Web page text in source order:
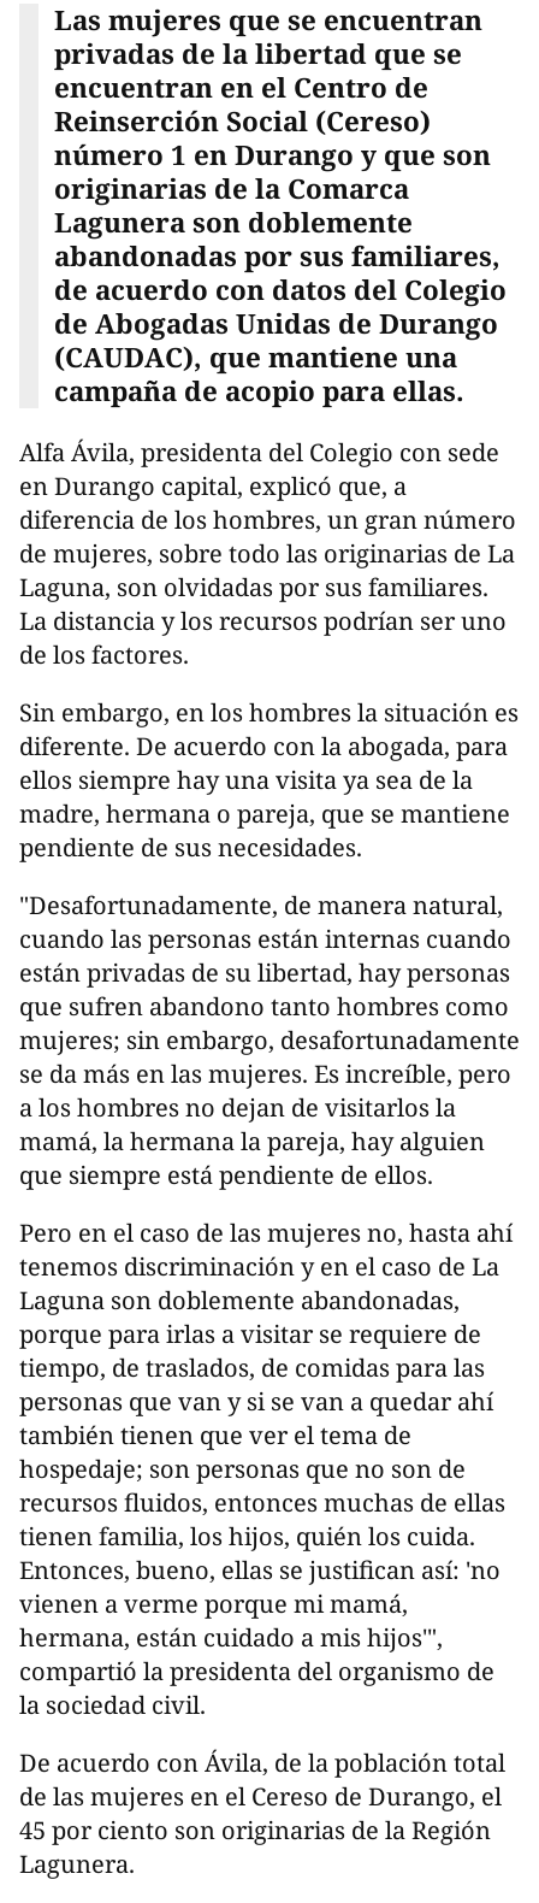
Las mujeres que se encuentran
privadas de la libertad que se
encuentran en el Centro de
Reinserción Social (Cereso)
número 1 en Durango y que son
originarias de la Comarca
Lagunera son doblemente
abandonadas por sus familiares,
de acuerdo con datos del Colegio
de Abogadas Unidas de Durango
(CAUDAC), que mantiene una
campaña de acopio para ellas.
Alfa Ávila, presidenta del Colegio con sede
en Durango capital, explicó que, a
diferencia de los hombres, un gran número
de mujeres, sobre todo las originarias de La
Laguna, son olvidadas por sus familiares.
La distancia y los recursos podrían ser uno
de los factores.
Sin embargo, en los hombres la situación es
diferente. De acuerdo con la abogada, para
ellos siempre hay una visita ya sea de la
madre, hermana o pareja, que se mantiene
pendiente de sus necesidades.
"Desafortunadamente, de manera natural,
cuando las personas están internas cuando
están privadas de su libertad, hay personas
que sufren abandono tanto hombres como
mujeres; sin embargo, desafortunadamente
se da más en las mujeres. Es increíble, pero
a los hombres no dejan de visitarlos la
mamá, la hermana la pareja, hay alguien
que siempre está pendiente de ellos.
Pero en el caso de las mujeres no, hasta ahí
tenemos discriminación y en el caso de La
Laguna son doblemente abandonadas,
porque para irlas a visitar se requiere de
tiempo, de traslados, de comidas para las
personas que van y si se van a quedar ahí
también tienen que ver el tema de
hospedaje; son personas que no son de
recursos fluidos, entonces muchas de ellas
tienen familia, los hijos, quién los cuida.
Entonces, bueno, ellas se justifican así: 'no
vienen a verme porque mi mamá,
hermana, están cuidado a mis hijos'",
compartió la presidenta del organismo de
la sociedad civil.
De acuerdo con Ávila, de la población total
de las mujeres en el Cereso de Durango, el
45 por ciento son originarias de la Región
Lagunera.